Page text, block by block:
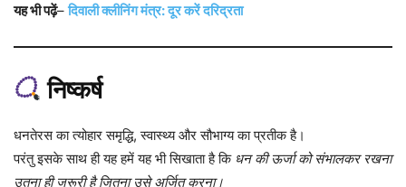
यह भी पढ़ें–दिवाली क्लीनिंग मंत्र: दूर करें दरिद्रता
निष्कर्ष
धनतेरस का त्योहार समृद्धि, स्वास्थ्य और सौभाग्य का प्रतीक है।
परंतु इसके साथ ही यह हमें यह भी सिखाता है कि धन की ऊर्जा को संभालकर रखना
उतना ही जरूरी है जितना उसे अर्जित करना।